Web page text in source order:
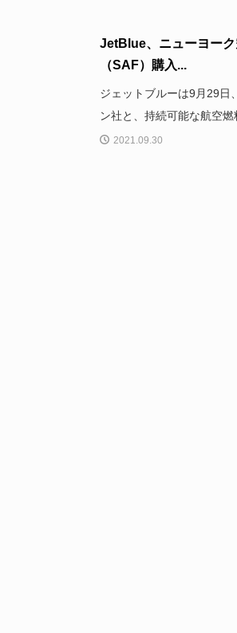
JetBlue、ニューヨー
（SAF）購入...
ジェットブルーは9月29日
ン社と、持続可能な航空燃
2021.09.30